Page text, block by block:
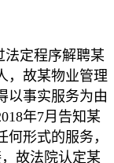
法定程序解聘某
，故某物业管理
以事实服务为由
年7月告知某
形式的服务，
故法院认定某